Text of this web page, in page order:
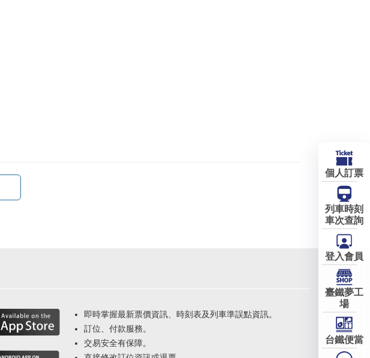
即時掌握最新票價資訊、時刻表及列車準誤點資訊。
訂位、付款服務。
交易安全有保障。
個人訂票
列車時刻
車次查詢
登入會員
臺鐵夢工
場
台鐵便當